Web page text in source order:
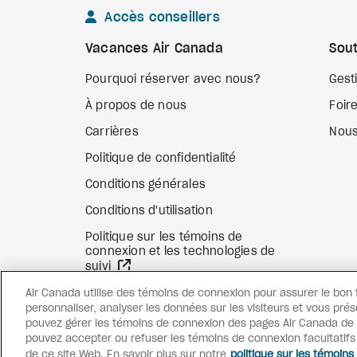
Accès conseillers
Vacances Air Canada
Pourquoi réserver avec nous?
À propos de nous
Carrières
Politique de confidentialité
Conditions générales
Conditions d'utilisation
Politique sur les témoins de
connexion et les technologies de
suivi
Air Canada utilise des témoins de connexion pour assurer le
personnaliser, analyser les données sur les visiteurs et vous
pouvez gérer les témoins de connexion des pages Air Canada
pouvez accepter ou refuser les témoins de connexion facultatifs